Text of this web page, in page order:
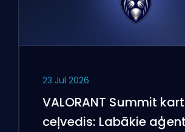
23 Jul 2026
VALORANT Summit
ceļvedis: Labākie